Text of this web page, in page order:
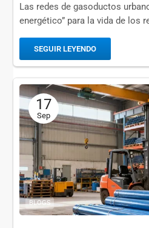
Las redes de gasoductos
energético” para la vida de los
directamente relacionado con...
SEGUIR LEYENDO
17
Sep
BLOGS